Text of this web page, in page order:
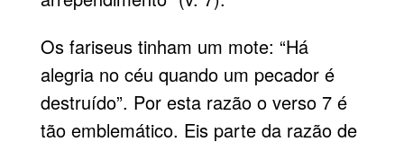
Os fariseus tinham um mote: “Há
alegria no céu quando um pecador é
destruído”. Por esta razão o verso 7 é
tão emblemático. Eis par­te da razão de